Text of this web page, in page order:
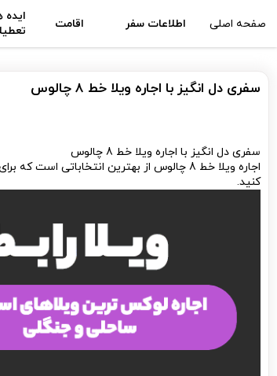
صفحه اصلی اطلاعات سفر اقامت
ایده
سفری دل انگیز با اجاره ویلا خط 8 چالوس
سفری دل انگیز با اجاره ویلا خط 8 چالوس
اجاره ویلا خط 8 چالوس از بهترین
کنید.